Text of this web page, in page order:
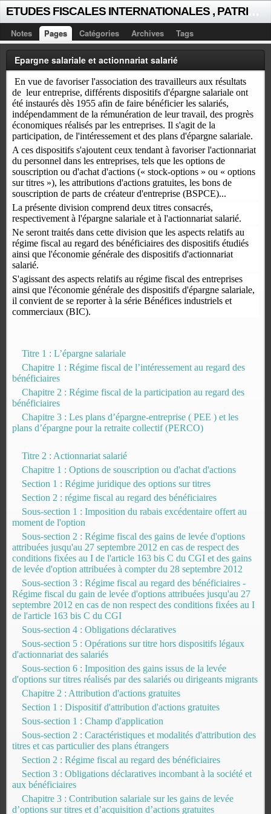
Notes Pages Catégories Archives Tags
Epargne salariale et actionnariat salarié
En vue de favoriser l'association des travailleurs aux résultats
de leur entreprise, différents dispositifs d'épargne salariale ont
été instaurés dès 1955 afin de faire bénéficier les salariés,
indépendamment de la rémunération de leur travail, des progrès
économiques réalisés par les entreprises. Il s'agit de la
participation, de l'intéressement et des plans d'épargne salariale.
A ces dispositifs s'ajoutent ceux tendant à favoriser l'actionnariat
du personnel dans les entreprises, tels que les options de
souscription ou d'achat d'actions (« stock-options » ou « options
sur titres »), les attributions d'actions gratuites, les bons de
souscription de parts de créateur d'entreprise (BSPCE)...
La présente division comprend deux titres consacrés,
respectivement à l'épargne salariale et à l'actionnariat salarié.
Ne seront traités dans cette division que les aspects relatifs au
régime fiscal au regard des bénéficiaires des dispositifs étudiés
ainsi que l'économie générale des dispositifs d'actionnariat
salarié.
S'agissant des aspects relatifs au régime fiscal des entreprises
ainsi que l'économie générale des dispositifs d'épargne salariale,
il convient de se reporter à la série Bénéfices industriels et
commerciaux (BIC).
Titre 1 : L’épargne salariale
Chapitre 1 : Régime fiscal de l’intéressement au regard des
bénéficiaires
Chapitre 2 : Régime fiscal de la participation au regard des
bénéficiaires
Chapitre 3 : Les plans d’épargne-entreprise ( PEE ) et les
plans d’épargne pour la retraite collectif (PERCO)
Titre 2 : Actionnariat salarié
Chapitre 1 : Options de souscription ou d'achat d'actions
Section 1 : Régime juridique des options sur titres
Section 2 : régime fiscal au regard des bénéficiaires
Sous-section 1 : Imposition du rabais excédentaire offert au
moment de l'option
Sous-section 2 : Régime fiscal des gains de levée d'options
attribuées jusqu'au 27 septembre 2012 en cas de respect des
conditions fixées au I de l'article 163 bis C du CGI et des gains
de levée d'option attribuées à compter du 28 septembre 2012
Sous-section 3 : Régime fiscal au regard des bénéficiaires -
Régime fiscal du gain de levée d'options attribuées jusqu'au 27
septembre 2012 en cas de non respect des conditions fixées au I
de l'article 163 bis C du CGI
Sous-section 4 : Obligations déclaratives
Sous-section 5 : Opérations sur titre hors dispositifs légaux
d'actionnariat des salariés
Sous-section 6 : Imposition des gains issus de la levée
d'options sur titres réalisés par des salariés ou dirigeants migrants
Chapitre 2 : Attribution d'actions gratuites
Section 1 : Dispositif d'attribution d'actions gratuites
Sous-section 1 : Champ d'application
Sous-section 2 : Caractéristiques et modalités d'attribution des
titres et cas particulier des plans étrangers
Section 2 : Régime fiscal au regard des bénéficiaires
Section 3 : Obligations déclaratives incombant à la société et
aux bénéficiaires
Chapitre 3 : Contribution salariale sur les gains de levée
d’options sur titres et d’acquisition d’actions gratuites